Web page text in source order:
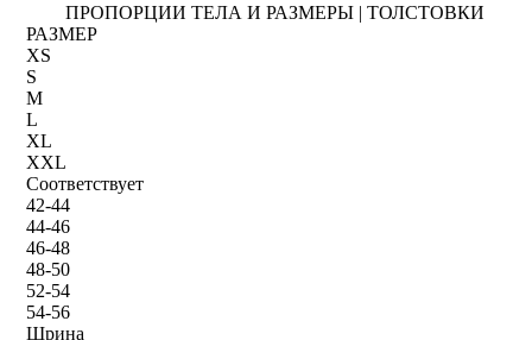
ПРОПОРЦИИ ТЕЛА И РАЗМЕРЫ | ТОЛСТОВКИ
РАЗМЕР
XS
S
M
L
XL
XXL
Соответствует
42-44
44-46
46-48
48-50
52-54
54-56
Шрина